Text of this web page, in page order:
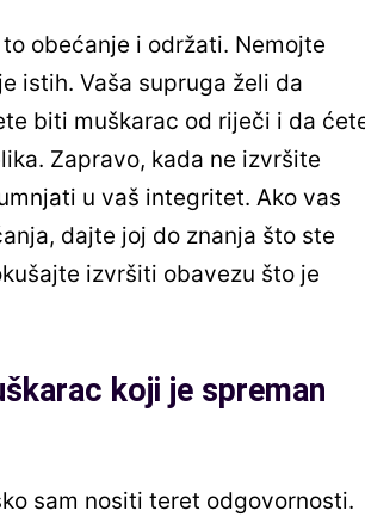
obećanje i održati. Nemojte
istih. Vaša supruga želi da
biti muškarac od riječi i da
Zapravo, kada ne izvršite
u vaš integritet. Ako vas
dajte joj do znanja što ste
izvršiti obavezu što je
koji je spreman
sam nositi teret odgovornosti.